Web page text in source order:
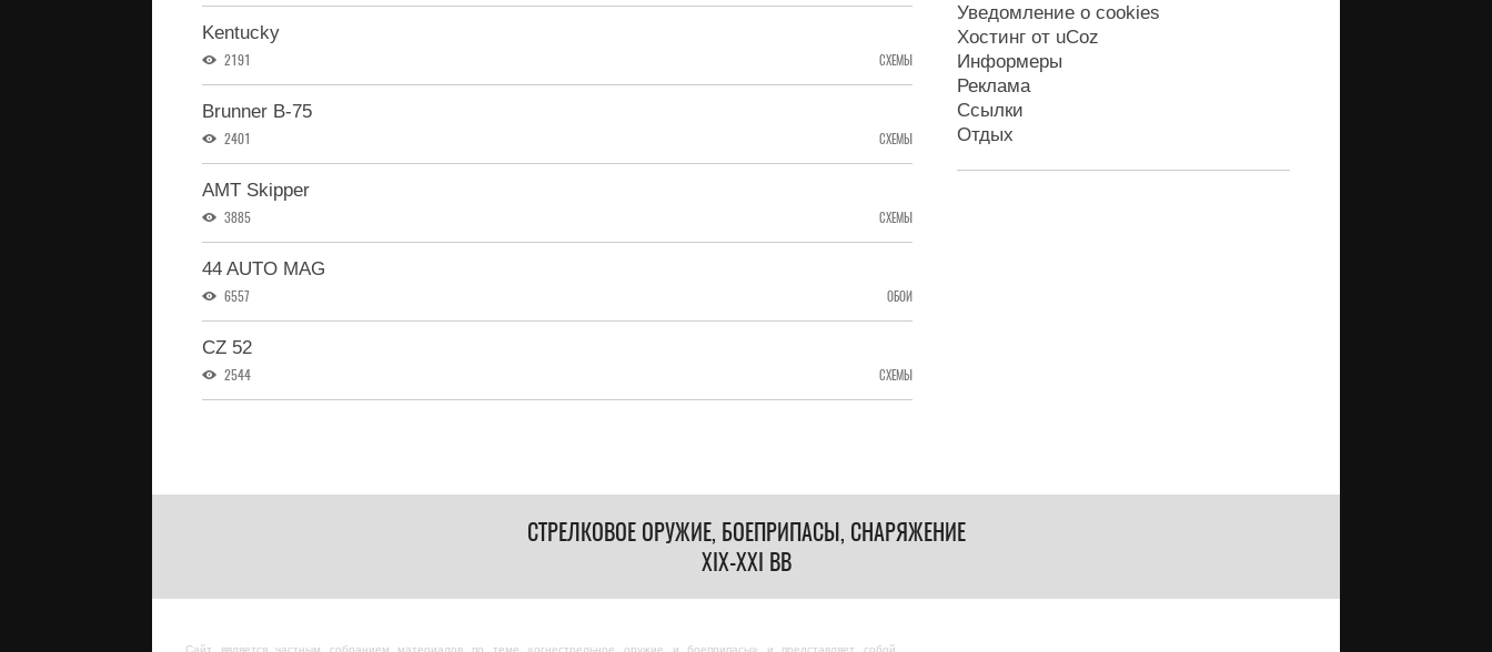
Kentucky
2191 СХЕМЫ
Brunner B-75
2401 СХЕМЫ
AMT Skipper
3885 СХЕМЫ
44 AUTO MAG
6557 ОБОИ
CZ 52
2544 СХЕМЫ
Уведомление о cookies
Хостинг от uCoz
Информеры
Реклама
Ссылки
Отдых
СТРЕЛКОВОЕ ОРУЖИЕ, БОЕПРИПАСЫ, СНАРЯЖЕНИЕ
XIX-XXI ВВ
Сайт является частным собранием материалов по теме «огнестрельное оружие и боеприпасы» и представляет собой